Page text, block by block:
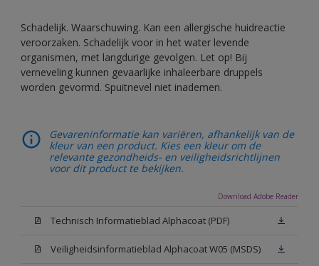
Schadelijk. Waarschuwing. Kan een allergische huidreactie
veroorzaken. Schadelijk voor in het water levende
organismen, met langdurige gevolgen. Let op! Bij
verneveling kunnen gevaarlijke inhaleerbare druppels
worden gevormd. Spuitnevel niet inademen.
Gevareninformatie kan variëren, afhankelijk van de
kleur van een product. Kies een kleur om de
relevante gezondheids- en veiligheidsrichtlijnen
voor dit product te bekijken.
Download Adobe Reader
Technisch Informatieblad Alphacoat (PDF)
Veiligheidsinformatieblad Alphacoat W05 (MSDS)